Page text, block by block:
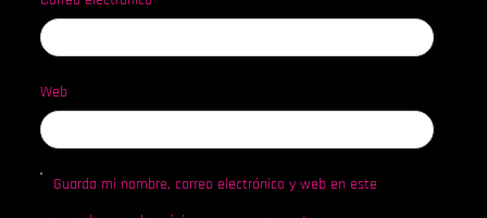
Web
Guarda mi nombre, correo electrónico y web en este